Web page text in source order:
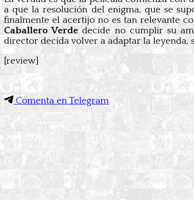
a que la resolución del enigma, que se
finalmente el acertijo no es tan relevante
Caballero Verde decide no cumplir su
director decida volver a adaptar la
[review]
Comenta en Telegram